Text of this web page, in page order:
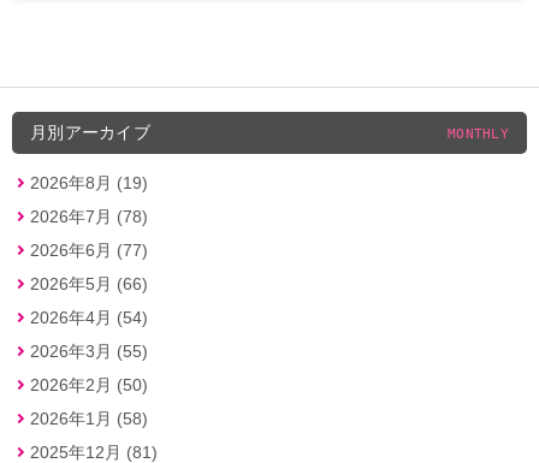
月別アーカイブ MONTHLY
2026年8月 (19)
2026年7月 (78)
2026年6月 (77)
2026年5月 (66)
2026年4月 (54)
2026年3月 (55)
2026年2月 (50)
2026年1月 (58)
2025年12月 (81)